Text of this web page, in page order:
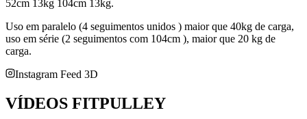
52cm 13kg 104cm 13kg.
Uso em paralelo (4 seguimentos unidos ) maior que 40kg de carga,
uso em série (2 seguimentos com 104cm ), maior que 20 kg de
carga.
Instagram Feed 3D
VÍDEOS FITPULLEY